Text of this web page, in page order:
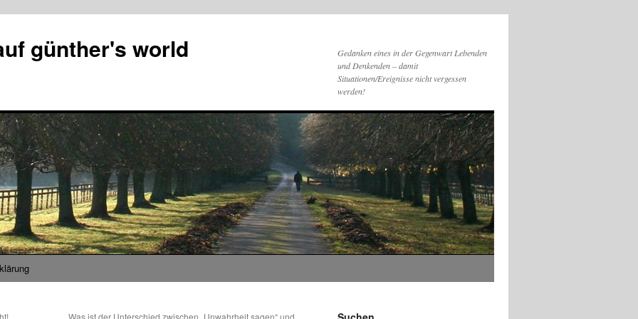
günther's world
Gedanken eines in der Gegenwart Lebenden
und Denkenden – damit
Situationen/Ereignisse nicht vergessen
werden!
Was ist der Unterschied zwischen „Unwahrheit sagen“ und